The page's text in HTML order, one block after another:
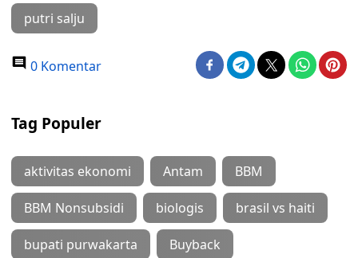
putri salju
0 Komentar
Tag Populer
aktivitas ekonomi Antam BBM
BBM Nonsubsidi biologis brasil vs haiti
bupati purwakarta Buyback